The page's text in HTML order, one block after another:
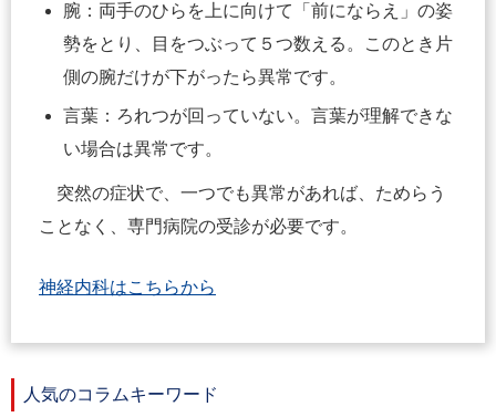
腕：両手のひらを上に向けて「前にならえ」の姿
勢をとり、目をつぶって５つ数える。このとき片
側の腕だけが下がったら異常です。
言葉：ろれつが回っていない。言葉が理解できな
い場合は異常です。
突然の症状で、一つでも異常があれば、ためらう
ことなく、専門病院の受診が必要です。
神経内科はこちらから
人気のコラムキーワード